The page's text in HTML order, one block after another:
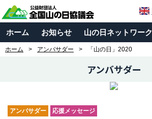
ホーム お知らせ 山の日ネットワーク
ホーム アンバサダー 「山の日」2020
アンバサダー
アンバサダー 応援メッセージ